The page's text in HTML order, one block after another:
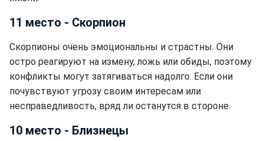
11 место - Скорпион
Скорпионы очень эмоциональны и страстны. Они
остро реагируют на измену, ложь или обиды, поэтому
конфликты могут затягиваться надолго. Если они
почувствуют угрозу своим интересам или
несправедливость, вряд ли останутся в стороне.
10 место - Близнецы